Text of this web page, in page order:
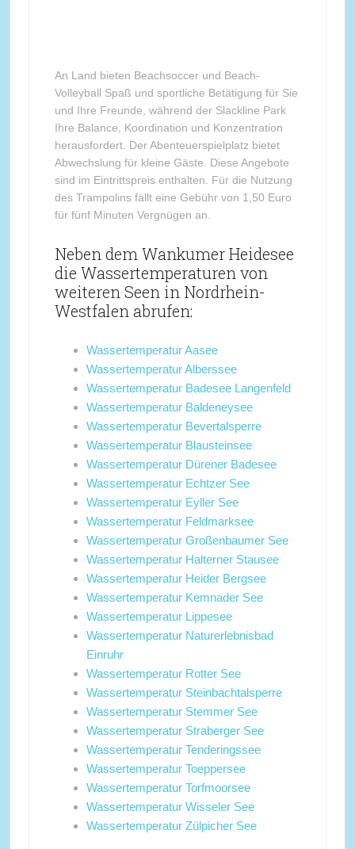
An Land bieten Beachsoccer und Beach-
Volleyball Spaß und sportliche Betätigung für Sie
und Ihre Freunde, während der Slackline Park
Ihre Balance, Koordination und Konzentration
herausfordert. Der Abenteuerspielplatz bietet
Abwechslung für kleine Gäste. Diese Angebote
sind im Eintrittspreis enthalten. Für die Nutzung
des Trampolins fällt eine Gebühr von 1,50 Euro
für fünf Minuten Vergnügen an.
Neben dem Wankumer Heidesee
die Wassertemperaturen von
weiteren Seen in Nordrhein-
Westfalen abrufen:
Wassertemperatur Aasee
Wassertemperatur Alberssee
Wassertemperatur Badesee Langenfeld
Wassertemperatur Baldeneysee
Wassertemperatur Bevertalsperre
Wassertemperatur Blausteinsee
Wassertemperatur Dürener Badesee
Wassertemperatur Echtzer See
Wassertemperatur Eyller See
Wassertemperatur Feldmarksee
Wassertemperatur Großenbaumer See
Wassertemperatur Halterner Stausee
Wassertemperatur Heider Bergsee
Wassertemperatur Kemnader See
Wassertemperatur Lippesee
Wassertemperatur Naturerlebnisbad
Einruhr
Wassertemperatur Rotter See
Wassertemperatur Steinbachtalsperre
Wassertemperatur Stemmer See
Wassertemperatur Straberger See
Wassertemperatur Tenderingssee
Wassertemperatur Toeppersee
Wassertemperatur Torfmoorsee
Wassertemperatur Wisseler See
Wassertemperatur Zülpicher See